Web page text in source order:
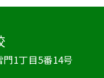
門1丁目5番14号